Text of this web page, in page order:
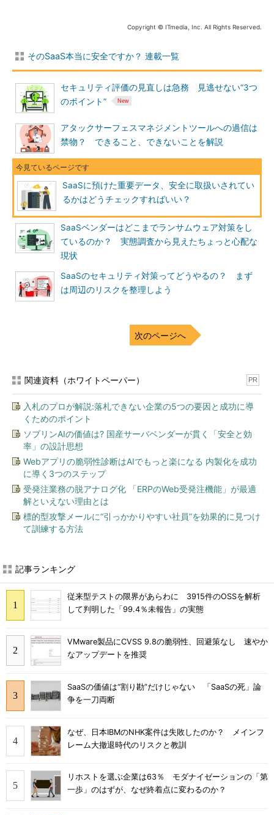
Copyright © ITmedia, Inc. All Rights Reserved.
そのSaaS本当に安全ですか？ 連載一覧
セキュリティ評価の見直しは急務 見逃せない“3つ
のポイント”
アタックサーフェスマネジメントツールへの過信は
禁物？ できること、できないことを解説
SaaSに預けた重要データ、安全に取扱いされてい
るかはどうチェックすればいい？
SaaSベンダーはどこまでランサムウェア対策をし
ているのか？ 実態調査から見えたちょっと心配な
現状
SaaSのセキュリティ対策ってどうやるの？ まず
は周辺のリスクを整理しよう
次のページへ
関連資料（ホワイトペーパー） PR
入札のプロが解説:落札できない企業の5つの要因と成功に導
くためのポイント
ソブリンAIの価値は? 国産サーバベンダーが貫く「安全と効
率」の設計思想
Webアプリの脆弱性診断はAIでもっと楽になる 内製化を成功
に導く3つのステップ
受発注業務の脱アナログ化 「ERPのWeb受発注機能」が最適
解といえない理由とは
標的型攻撃メールに“引っかかりやすい社員”を効果的に見つけ
て訓練する方法
記事ランキング
従来型テストの限界があらわに 3915件のOSSを解析
して判明した「99.4％未報告」の実態
VMware製品にCVSS 9.8の脆弱性、回避策なし 速やか
なアップデートを推奨
SaaSの価値は“割り勘”だけじゃない 「SaaSの死」論
争を一刀両断
なぜ、日本IBMのNHK案件は失敗したのか？ メインフ
レーム大撤退時代のリスクと教訓
リホストを選ぶ企業は63％ モダナイゼーションの「第
一歩」のはずが、なぜ終着点に変わるのか？